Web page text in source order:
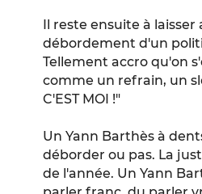
Il reste ensuite à
débordement d'un
Tellement accro qu'on
comme un refrain, un
C'EST MOI !"
Un Yann Barthès à
déborder ou pas. La
de l'année. Un Yann